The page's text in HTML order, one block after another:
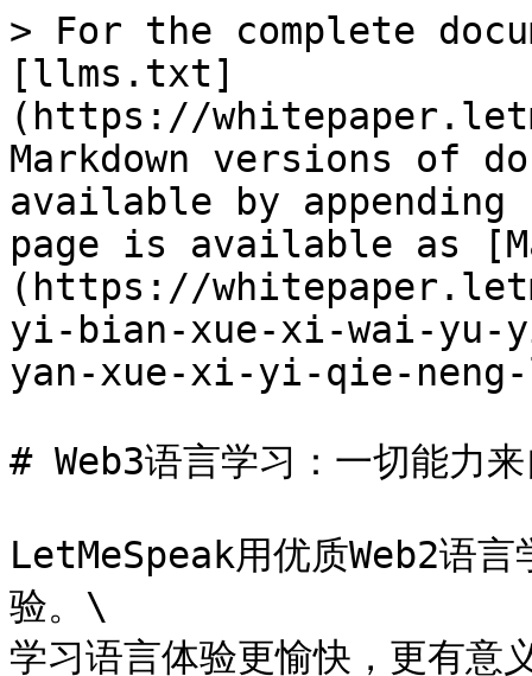
> For the complete
[llms.txt]
(https://
Markdown versions of
available by
page is available as
(https://
yi-bian-xue-xi-wai-yu-
yan-xue-xi-yi-qie-
# Web3语言学习：一切能力
LetMeSpeak用优质Web2语言
验。\
学习语言体验更愉快，更有意